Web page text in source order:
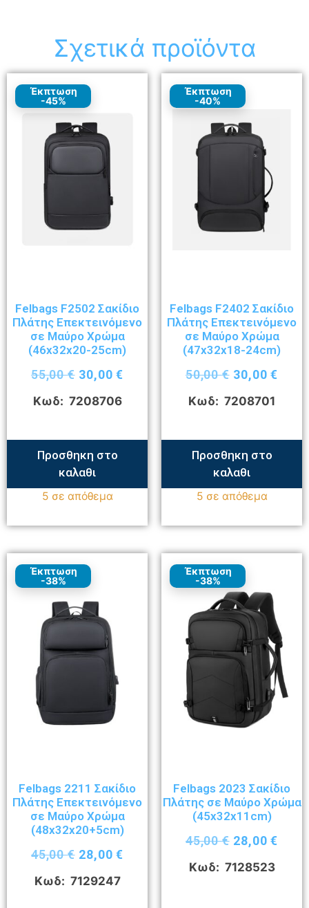
Σχετικά προϊόντα
Έκπτωση
-45%
Felbags F2502 Σακίδιο
Πλάτης Επεκτεινόμενο
σε Μαύρο Χρώμα
(46x32x20-25cm)
55,00€ 30,00€
Κωδ: 7208706
Προσθηκη στο
καλαθι
5 σε απόθεμα
Έκπτωση
-40%
Felbags F2402 Σακίδιο
Πλάτης Επεκτεινόμενο
σε Μαύρο Χρώμα
(47x32x18-24cm)
50,00€ 30,00€
Κωδ: 7208701
Προσθηκη στο
καλαθι
5 σε απόθεμα
Έκπτωση
-38%
Felbags 2211 Σακίδιο
Πλάτης Επεκτεινόμενο
σε Μαύρο Χρώμα
(48x32x20+5cm)
45,00€ 28,00€
Κωδ: 7129247
Έκπτωση
-38%
Felbags 2023 Σακίδιο
Πλάτης σε Μαύρο Χρώμα
(45x32x11cm)
45,00€ 28,00€
Κωδ: 7128523